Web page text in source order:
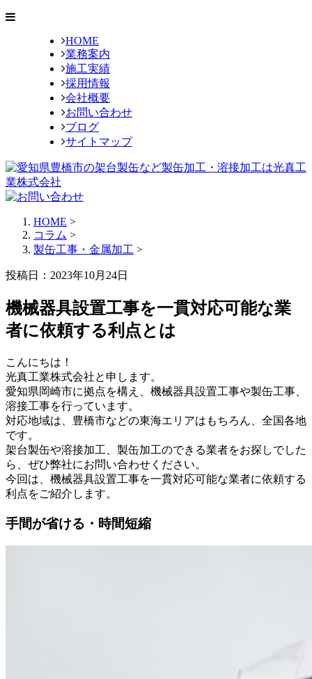
HOME
業務案内
施工実績
採用情報
会社概要
お問い合わせ
ブログ
サイトマップ
HOME >
コラム >
製缶工事・金属加工 >
投稿日：2023年10月24日
機械器具設置工事を一貫対応可能な業
者に依頼する利点とは
こんにちは！
光真工業株式会社と申します。
愛知県岡崎市に拠点を構え、機械器具設置工事や製缶工事、
溶接工事を行っています。
対応地域は、豊橋市などの東海エリアはもちろん、全国各地
です。
架台製缶や溶接加工、製缶加工のできる業者をお探しでした
ら、ぜひ弊社にお問い合わせください。
今回は、機械器具設置工事を一貫対応可能な業者に依頼する
利点をご紹介します。
手間が省ける・時間短縮